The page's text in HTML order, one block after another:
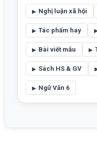
Nghị luận xã hội
Tác phẩm hay
Bài viết mẫu
Sách HS & GV
Ngữ Văn 6